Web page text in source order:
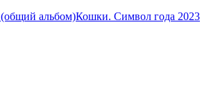
альбом)Кошки. Символ года 2023